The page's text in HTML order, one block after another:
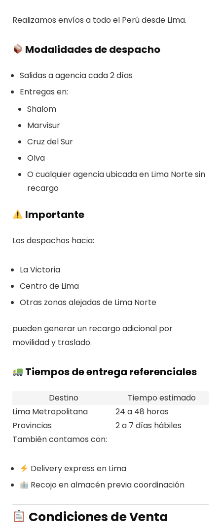
Realizamos envíos a todo el Perú desde Lima.
Modalidades de despacho
Salidas a agencia cada 2 días
Entregas en:
Shalom
Marvisur
Cruz del Sur
Olva
O cualquier agencia ubicada en Lima Norte sin
recargo
Importante
Los despachos hacia:
La Victoria
Centro de Lima
Otras zonas alejadas de Lima Norte
pueden generar un recargo adicional por
movilidad y traslado.
Tiempos de entrega referenciales
Destino
Tiempo estimado
Lima Metropolitana
24 a 48 horas
Provincias
2 a 7 días hábiles
También contamos con:
Delivery express en Lima
Recojo en almacén previa coordinación
Condiciones de Venta